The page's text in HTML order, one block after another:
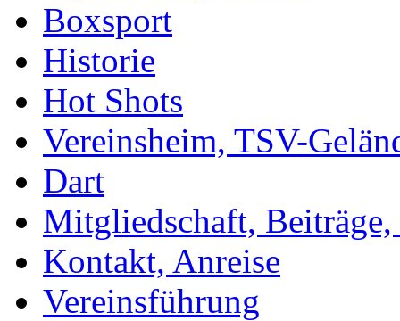
Boxsport
Historie
Hot Shots
Vereinsheim, TSV-
Dart
Mitgliedschaft,
Kontakt, Anreise
Vereinsführung